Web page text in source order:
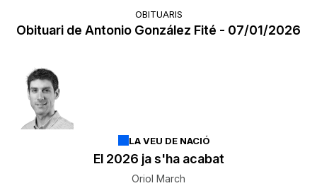
OBITUARIS
Obituari de Antonio González Fité - 07/01/2026
LA VEU DE NACIÓ
El 2026 ja s'ha acabat
Oriol March